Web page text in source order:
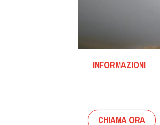
INFORMAZIONI
CHIAMA ORA